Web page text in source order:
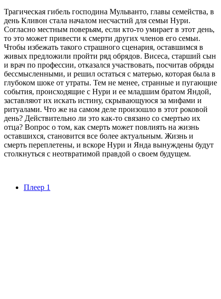
Трагическая гибель господина Мульванто, главы семейства, в
день Кливон стала началом несчастий для семьи Нури.
Согласно местным поверьям, если кто-то умирает в этот день,
то это может привести к смерти других членов его семьи.
Чтобы избежать такого страшного сценария, оставшимся в
живых предложили пройти ряд обрядов. Висеса, старший сын
и врач по профессии, отказался участвовать, посчитав обряды
бессмысленными, и решил остаться с матерью, которая была в
глубоком шоке от утраты. Тем не менее, странные и пугающие
события, происходящие с Нури и ее младшим братом Яндой,
заставляют их искать истину, скрывающуюся за мифами и
ритуалами. Что же на самом деле произошло в этот роковой
день? Действительно ли это как-то связано со смертью их
отца? Вопрос о том, как смерть может повлиять на жизнь
оставшихся, становится все более актуальным. Жизнь и
смерть переплетены, и вскоре Нури и Янда вынуждены будут
столкнуться с неотвратимой правдой о своем будущем.
Плеер 1